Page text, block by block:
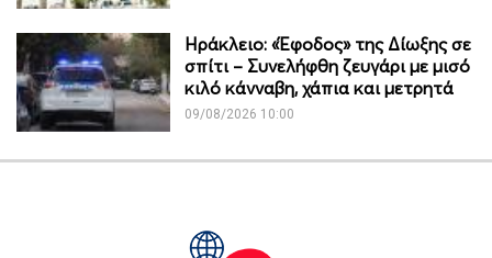
Ηράκλειο: «Έφοδος» της Δίωξης σε
σπίτι – Συνελήφθη ζευγάρι με μισό
κιλό κάνναβη, χάπια και μετρητά
09/08/2026 10:00